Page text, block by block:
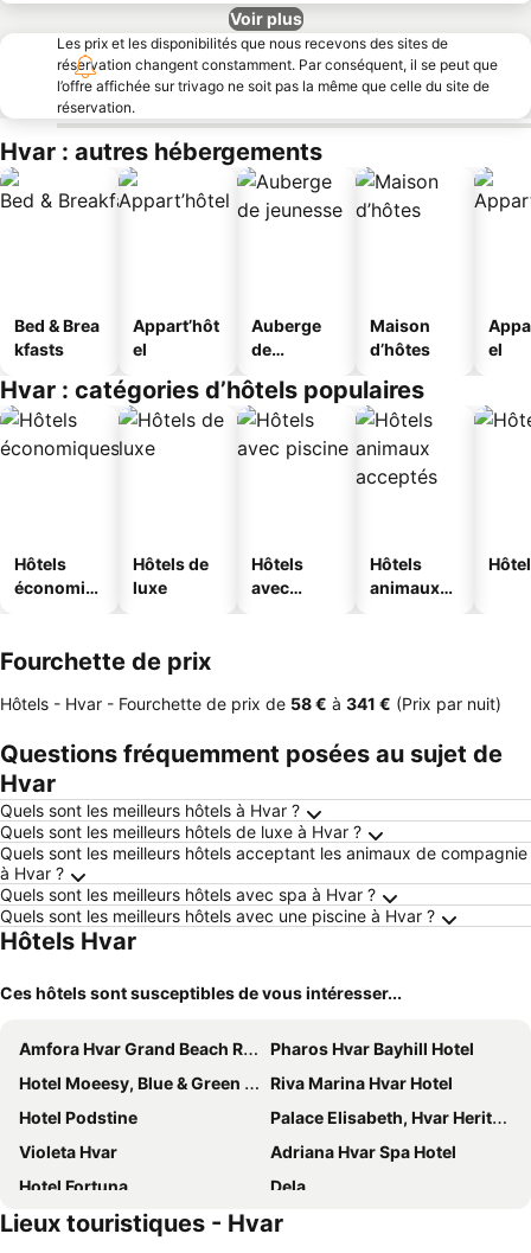
Voir plus
Les prix et les disponibilités que nous recevons des sites de
réservation changent constamment. Par conséquent, il se peut que
l’offre affichée sur trivago ne soit pas la même que celle du site de
réservation.
Hvar : autres hébergements
Bed & Brea
kfasts
Appart’hôt
el
Auberge
de
Maison
d’hôtes
el
Hvar : catégories d’hôtels populaires
Hôtels
économiq
Hôtels de
luxe
Hôtels
avec
Hôtels
animaux
Fourchette de prix
Hôtels - Hvar - Fourchette de prix de ‎58 € à ‎341 € (Prix par nuit)
Questions fréquemment posées au sujet de
Hvar
Quels sont les meilleurs hôtels à Hvar ?
Quels sont les meilleurs hôtels de luxe à Hvar ?
Quels sont les meilleurs hôtels acceptant les animaux de compagnie
à Hvar ?
Quels sont les meilleurs hôtels avec spa à Hvar ?
Quels sont les meilleurs hôtels avec une piscine à Hvar ?
Hôtels Hvar
Ces hôtels sont susceptibles de vous intéresser...
Amfora Hvar Grand Beach Resort
Pharos Hvar Bayhill Hotel
Hotel Moeesy, Blue & Green Oasis
Riva Marina Hvar Hotel
Hotel Podstine
Palace Elisabeth, Hvar Heritage Hotel
Violeta Hvar
Adriana Hvar Spa Hotel
Hotel Fortuna
Dela
Beach Bay Hvar Hotel
Hotel Sirena Hvar
Lieux touristiques - Hvar